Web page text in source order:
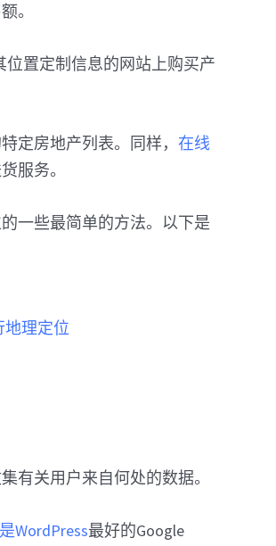
。
位置定制信息的网站上购买产
定房地产列表。同样，在线
服务。
一些最简单的方法。以下是
地理定位
有关用户来自何处的数据。
WordPress最好的Google